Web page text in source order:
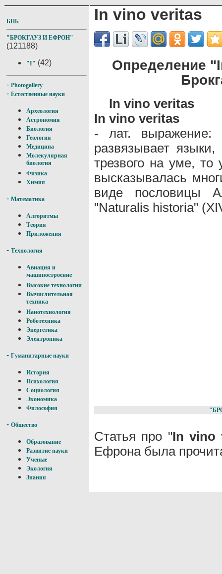
БНБ
"БРОКГАУЗ И ЕФРОН"
(121188)
"I" (42)
- Photogallery
- Естественные науки
Археология
Астрономия
Биология
Геология
Медицина
Молекулярная
биология
Физика
Химия
- Математика
Алгоритмы
Теория
Приложения
- Технология
Авиация и
машиностроение
Высокие технологии
Вычислительная
техника
Нанотехнология
Роботехника
Энергетика
Электроника
- Гуманитарные науки
История
Психология
Социология
Экономика
Философия
- Общество
Образование
Развитие науки
Ученые
Экология
Знания
In vino veritas
Определение
In vino veritas
In vino veritas
- лат.
развязывает языки,
трезвого на уме,
высказывалась
виде пословицы
"Naturalis historia"
Статья про "In vino
Ефрона была